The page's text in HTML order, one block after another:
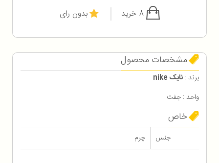
8 خرید بدون رای
مشخصات محصول
برند : نایک nike
واحد : جفت
خاص
جنس چرم